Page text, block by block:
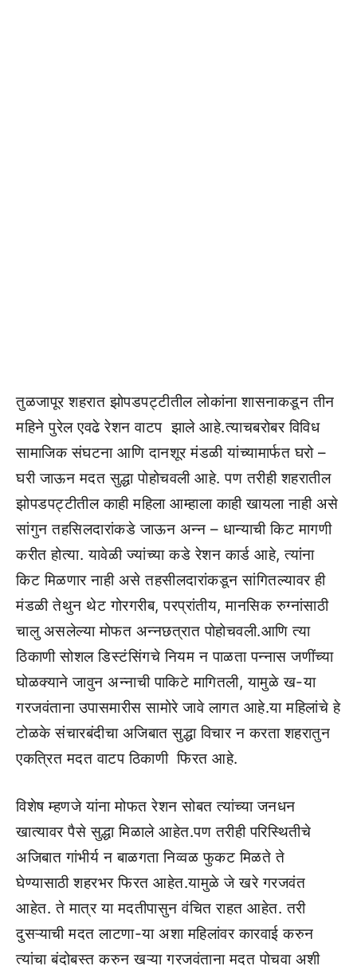
तुळजापूर शहरात झोपडपट्टीतील लोकांना शासनाकडून तीन
महिने पुरेल एवढे रेशन वाटप झाले आहे.त्याचबरोबर विविध
सामाजिक संघटना आणि दानशूर मंडळी यांच्यामार्फत घरो –
घरी जाऊन मदत सुद्धा पोहोचवली आहे. पण तरीही शहरातील
झोपडपट्टीतील काही महिला आम्हाला काही खायला नाही असे
सांगुन तहसिलदारांकडे जाऊन अन्न – धान्याची किट मागणी
करीत होत्या. यावेळी ज्यांच्या कडे रेशन कार्ड आहे, त्यांना
किट मिळणार नाही असे तहसीलदारांकडून सांगितल्यावर ही
मंडळी तेथुन थेट गोरगरीब, परप्रांतीय, मानसिक रुग्नांसाठी
चालु असलेल्या मोफत अन्नछत्रात पोहोचवली.आणि त्या
ठिकाणी सोशल डिस्टंसिंगचे नियम न पाळता पन्नास जणींच्या
घोळक्याने जावुन अन्नाची पाकिटे मागितली, यामुळे ख-या
गरजवंताना उपासमारीस सामोरे जावे लागत आहे.या महिलांचे हे
टोळके संचारबंदीचा अजिबात सुद्धा विचार न करता शहरातुन
एकत्रित मदत वाटप ठिकाणी फिरत आहे.
विशेष म्हणजे यांना मोफत रेशन सोबत त्यांच्या जनधन
खात्यावर पैसे सुद्धा मिळाले आहेत.पण तरीही परिस्थितीचे
अजिबात गांभीर्य न बाळगता निव्वळ फुकट मिळते ते
घेण्यासाठी शहरभर फिरत आहेत.यामुळे जे खरे गरजवंत
आहेत. ते मात्र या मदतीपासुन वंचित राहत आहेत. तरी
दुसऱ्याची मदत लाटणा-या अशा महिलांवर कारवाई करुन
त्यांचा बंदोबस्त करुन खऱ्या गरजवंताना मदत पोचवा अशी